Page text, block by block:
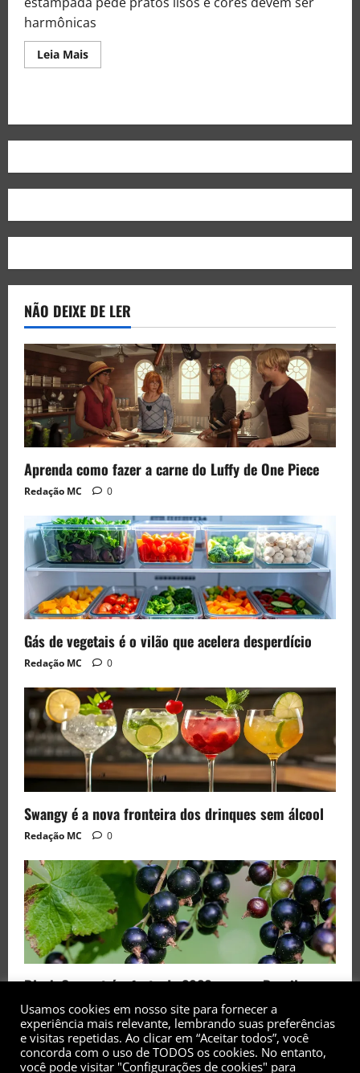
harmônicas
Leia Mais
NÃO DEIXE DE LER
Aprenda como fazer a carne do Luffy de One Piece
Redação MC 0
Gás de vegetais é o vilão que acelera desperdício
Redação MC 0
Swangy é a nova fronteira dos drinques sem álcool
Redação MC 0
Black Currant é a fruta de 2026 rara no Brasil
Redação MC 0
Usamos cookies em nosso site para fornecer a
experiência mais relevante, lembrando suas preferências
e visitas repetidas. Ao clicar em “Aceitar todos”, você
concorda com o uso de TODOS os cookies. No entanto,
você pode visitar "Configurações de cookies" para